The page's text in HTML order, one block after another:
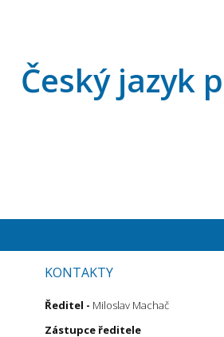
Český jazyk
KONTAKTY
Ředitel - Miloslav Machač
Zástupce ředitele